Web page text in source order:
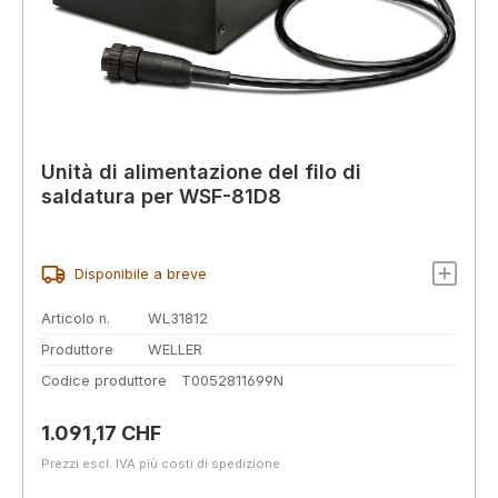
Unità di alimentazione del filo di
saldatura per WSF-81D8
Disponibile a breve
Articolo n.
WL31812
Produttore
WELLER
Codice produttore
T0052811699N
Prezzo normale:
1.091,17 CHF
Prezzi escl. IVA più costi di spedizione